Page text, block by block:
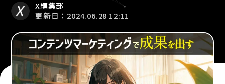
X編集部
更新日：2024.06.28 12:11